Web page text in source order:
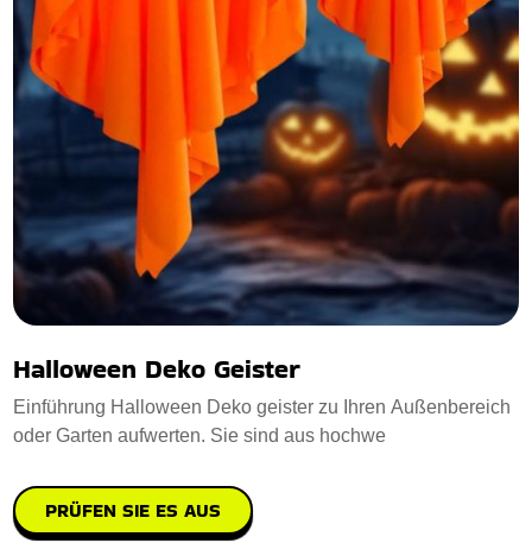
Halloween Deko Geister
Einführung Halloween Deko geister zu Ihren Außenbereich
oder Garten aufwerten. Sie sind aus hochwe
PRÜFEN SIE ES AUS